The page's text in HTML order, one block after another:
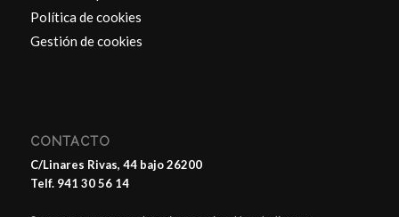
Política de cookies
Gestión de cookies
CONTACTO
C/Linares Rivas, 44 bajo 26200
Telf. 941 30 56 14